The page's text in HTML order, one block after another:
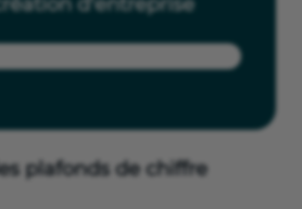
plafonds de chiffre